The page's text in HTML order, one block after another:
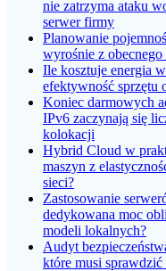
nie zatrzyma ataku
serwer firmy
Planowanie
wyrośnie z
Ile kosztuje energia
efektywność sprzętu
Koniec darmowych
IPv6 zaczynają się
kolokacji
Hybrid Cloud w
maszyn z
sieci?
Zastosowanie
dedykowana moc
modeli lokalnych?
Audyt
które musi